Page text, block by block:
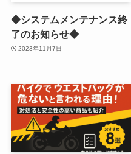
◆システムメンテナンス終
了のお知らせ◆
2023年11月7日